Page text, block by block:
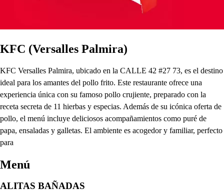
KFC (Versalles Palmira)
KFC Versalles Palmira, ubicado en la CALLE 42 #27 73, es el destino
ideal para los amantes del pollo frito. Este restaurante ofrece una
experiencia única con su famoso pollo crujiente, preparado con la
receta secreta de 11 hierbas y especias. Además de su icónica oferta de
pollo, el menú incluye deliciosos acompañamientos como puré de
papa, ensaladas y galletas. El ambiente es acogedor y familiar, perfecto
para
Menú
ALITAS BAÑADAS